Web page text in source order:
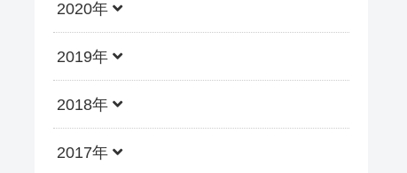
2020年
2019年
2018年
2017年